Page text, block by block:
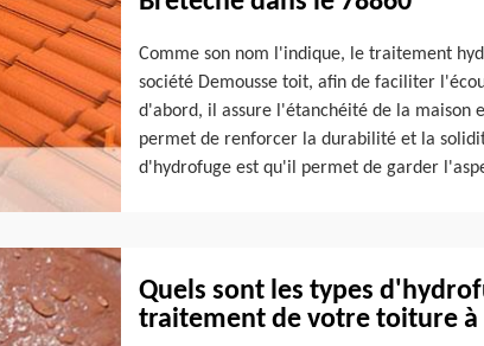
Comme son nom l'indique, le traitement
société Demousse toit, afin de faciliter
d'abord, il assure l'étanchéité de la maison
permet de renforcer la durabilité et la
d'hydrofuge est qu'il permet de garder
Quels sont les types
traitement de votre toiture à